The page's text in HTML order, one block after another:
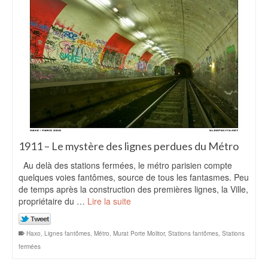
1911 – Le mystère des lignes perdues du Métro
Au delà des stations fermées, le métro parisien compte
quelques voies fantômes, source de tous les fantasmes. Peu
de temps après la construction des premières lignes, la Ville,
propriétaire du … Lire la suite
Haxo, Lignes fantômes, Métro, Murat Porte Molitor, Stations fantômes, Stations
fermées